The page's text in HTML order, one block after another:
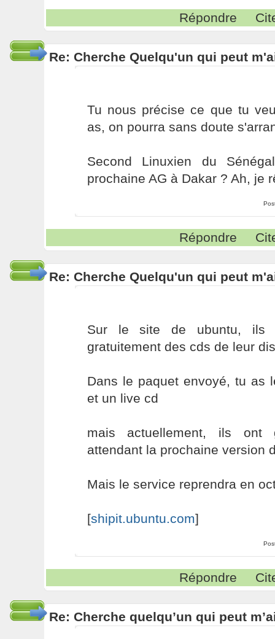
Répondre
Re: Cherche Quelqu'un qui peut
Tu nous précise ce que tu
as, on pourra sans doute
Second Linuxien du
prochaine AG à Dakar ? Ah, je
Répondre
Re: Cherche Quelqu'un qui peut
Sur le site de ubuntu, ils
gratuitement des cds de leur
Dans le paquet envoyé, tu as
et un live cd
mais actuellement, ils
attendant la prochaine version
Mais le service reprendra en
[shipit.ubuntu.com]
Répondre
Re: Cherche quelqu’un qui peut